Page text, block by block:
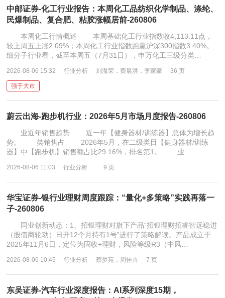
中邮证券-化工行业报告：本周化工品纺织化学制品、涤纶、
民爆制品、复合肥、粘胶涨幅居前-260806
本周化工行情概述 本周基础化工行业指数收4,113.11点，
较上周五上涨2.09%；本周化工行业指数跑赢沪深300指数3.40%。
细分子行业看，截至本周五（7月31日），申万化工三级分类…
2026-08-06 15:32 行业分析 刘海荣，费晨洪，李家豪 36 页
强于大市
蔚云出海-跑步机行业：2026年5月市场月度报告-260806
业近年销售趋势 近一年【健身器材/训练器】总体为增长趋
势。 类销售占 2026年5月，在二级类目【健身器材/训练
器】中【跑步机】销售额占比29.16%，排名第1。 业…
2026-08-06 11:03 行业分析 9 页
华宝证券-银行业理财周度跟踪：“量化+多策略”实践再落一
子-260806
同业创新动态：1、招银理财对旗下产品“招银理财招睿智远稳进
（股债商轮动）日开12个月持有1号”进行了策略解读。产品成立于
2025年11月6日，定位为固收+理财，风险等级R3（中风…
2026-08-06 10:45 行业分析 蔡梦苑，周佳卉 7 页
东吴证券-汽车行业深度报告：AI系列深度15期，